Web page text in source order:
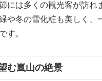
には多くの観光客が訪れ
や冬の雪化粧も美しく、
す。
む嵐山の絶景